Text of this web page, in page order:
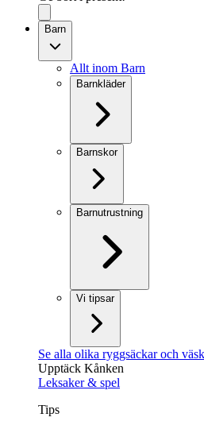
Barn
Allt inom Barn
Barnkläder
Barnskor
Barnutrustning
Vi tipsar
Se alla olika ryggsäckar och
Upptäck Kånken
Leksaker & spel
Tips